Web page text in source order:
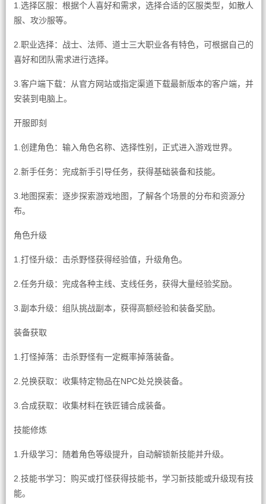
1.选择区服：根据个人喜好和需求，选择合适的区服类型，如散人
服、攻沙服等。
2.职业选择：战士、法师、道士三大职业各有特色，可根据自己的
喜好和团队需求进行选择。
3.客户端下载：从官方网站或指定渠道下载最新版本的客户端，并
安装到电脑上。
开服即刻
1.创建角色：输入角色名称、选择性别，正式进入游戏世界。
2.新手任务：完成新手引导任务，获得基础装备和技能。
3.地图探索：逐步探索游戏地图，了解各个场景的分布和资源分
布。
角色升级
1.打怪升级：击杀野怪获得经验值，升级角色。
2.任务升级：完成各种主线、支线任务，获得大量经验奖励。
3.副本升级：组队挑战副本，获得高额经验和装备奖励。
装备获取
1.打怪掉落：击杀野怪有一定概率掉落装备。
2.兑换获取：收集特定物品在NPC处兑换装备。
3.合成获取：收集材料在铁匠铺合成装备。
技能修炼
1.升级学习：随着角色等级提升，自动解锁新技能并升级。
2.技能书学习：购买或打怪获得技能书，学习新技能或升级现有技
能。